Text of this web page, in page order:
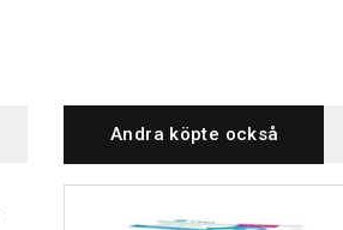
Andra köpte också